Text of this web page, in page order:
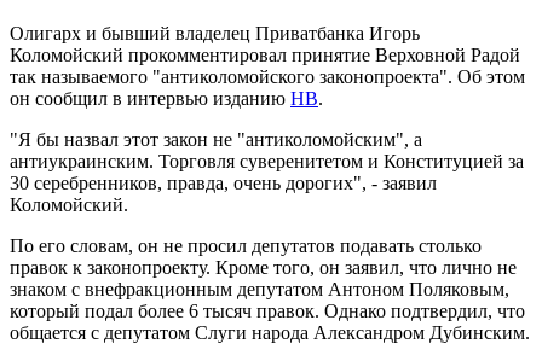
Олигарх и бывший владелец Приватбанка Игорь
Коломойский прокомментировал принятие Верховной Радой
так называемого "антиколомойского законопроекта". Об этом
он сообщил в интервью изданию НВ.
"Я бы назвал этот закон не "антиколомойским", а
антиукраинским. Торговля суверенитетом и Конституцией за
30 серебренников, правда, очень дорогих", - заявил
Коломойский.
По его словам, он не просил депутатов подавать столько
правок к законопроекту. Кроме того, он заявил, что лично не
знаком с внефракционным депутатом Антоном Поляковым,
который подал более 6 тысяч правок. Однако подтвердил, что
общается с депутатом Слуги народа Александром Дубинским.